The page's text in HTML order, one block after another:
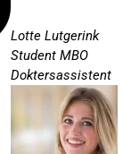
Lotte Lutgerink
Student MBO
Doktersassistent